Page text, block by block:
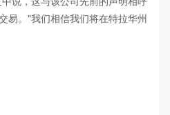
易。"我们相信我们将在特拉华州